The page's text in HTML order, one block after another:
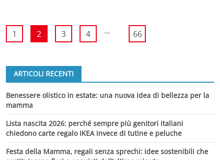
1 2 3 4 ... 66
ARTICOLI RECENTI
Benessere olistico in estate: una nuova idea di bellezza per la
mamma
Lista nascita 2026: perché sempre più genitori italiani
chiedono carte regalo IKEA invece di tutine e peluche
Festa della Mamma, regali senza sprechi: idee sostenibili che